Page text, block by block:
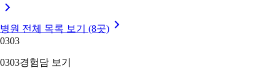
병원 전체 목록 보기 (8곳)
0303
0303경험담 보기